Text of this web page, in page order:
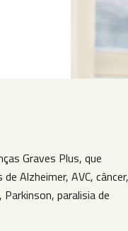
Graves Plus, que
Alzheimer, AVC, câncer,
paralisia de